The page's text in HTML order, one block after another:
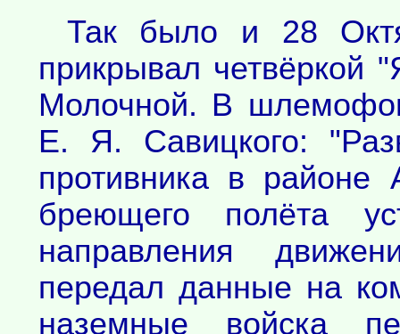
Так было и 28
прикрывал четвёркой
Молочной. В
Е. Я. Савицкого:
противника в
бреющего полёта
направления
передал данные на
наземные войска